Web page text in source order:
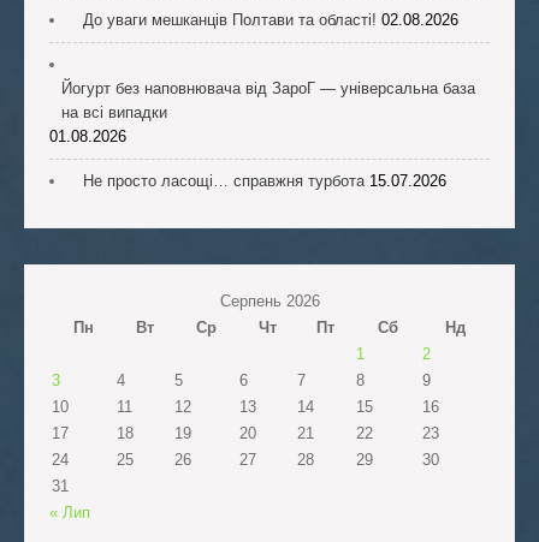
До уваги мешканців Полтави та області! 02.08.2026
Йогурт без наповнювача від ЗароГ — універсальна база
на всі випадки
01.08.2026
Не просто ласощі… справжня турбота 15.07.2026
Серпень 2026
Пн
Вт Ср Чт Пт Сб
Нд
1
2
3
4 5 6 7 8
9
10
11 12 13 14 15
16
17
18 19 20 21 22
23
24
25 26 27 28 29
30
31
« Лип